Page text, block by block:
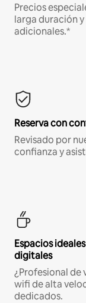
Precios
larga duración
adicionales.*
Reserva con
Revisado por
confianza y
Espacios
digitales
¿Profesional de
wifi de alta
dedicados.